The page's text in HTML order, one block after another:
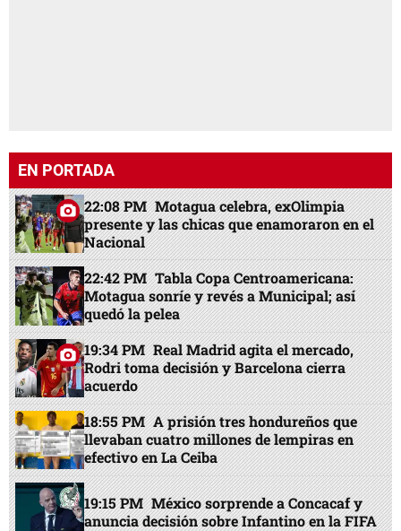
EN PORTADA
22:08 PM Motagua celebra, exOlimpia
presente y las chicas que enamoraron en el
Nacional
22:42 PM Tabla Copa Centroamericana:
Motagua sonríe y revés a Municipal; así
quedó la pelea
19:34 PM Real Madrid agita el mercado,
Rodri toma decisión y Barcelona cierra
acuerdo
18:55 PM A prisión tres hondureños que
llevaban cuatro millones de lempiras en
efectivo en La Ceiba
19:15 PM México sorprende a Concacaf y
anuncia decisión sobre Infantino en la FIFA